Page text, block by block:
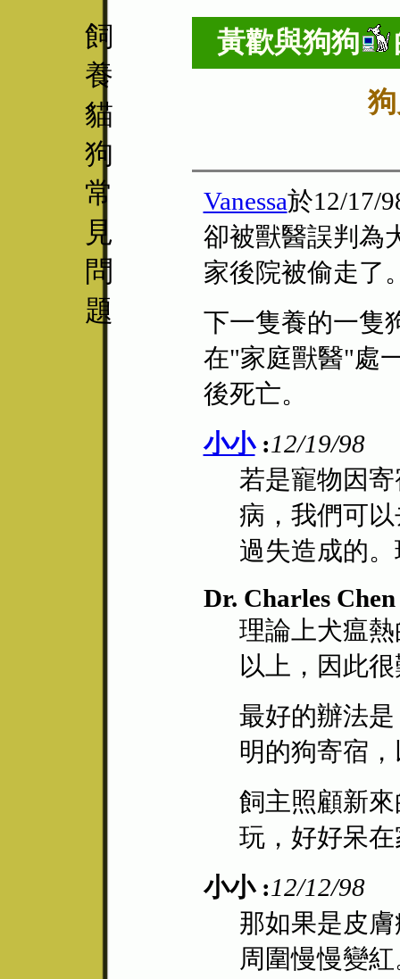
飼
養
貓
狗
常
見
問
題
黃歡與狗狗
Vanessa於12/17/
卻被獸醫誤判為
家後院被偷走了
下一隻養的一隻
在"家庭獸醫"處
後死亡。
小小:12/19/98
若是寵物因
病，我們可
過失造成的
Dr. Charles
理論上犬瘟
以上，因此
最好的辦法
明的狗寄宿
飼主照顧新
玩，好好呆
小小 :12/12/98
那如果是皮
周圍慢慢變